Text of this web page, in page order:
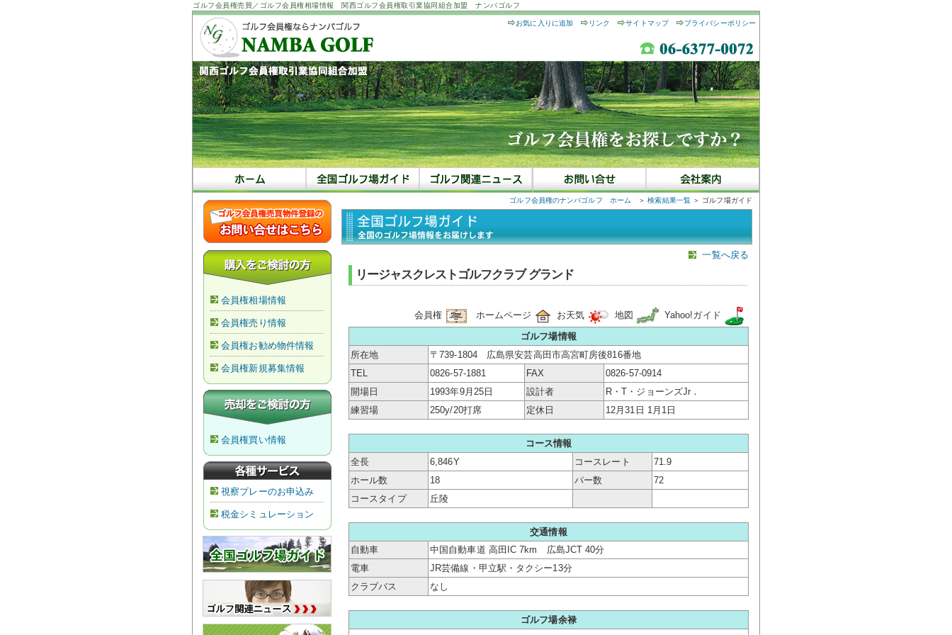
ゴルフ会員権売買／ゴルフ会員権相場情報 関西ゴルフ会員権取引業協同組合加盟 ナンバゴルフ
お気に入りに追加 リンク サイトマップ プライバシーポリシー
会員権相場情報
会員権売り情報
会員権お勧め物件情報
会員権新規募集情報
会員権買い情報
視察プレーのお申込み
税金シミュレーション
ゴルフ会員権のナンバゴルフ ホーム ＞検索結果一覧＞ ゴルフ場ガイド
一覧へ戻る
リージャスクレストゴルフクラブ グランド
会員権 ホームページ お天気 地図
Yahoo!ガイド
ゴルフ場情報
所在地
〒739-1804 広島県安芸高田市高宮町房後816番地
TEL
0826-57-1881 FAX
0826-57-0914
開場日
1993年9月25日 設計者
R・T・ジョーンズJr．
練習場
250y/20打席 定休日 12月31日 1月1日
コース情報
全長
6,846Y コースレート
71.9
ホール数
18 パー数
72
コースタイプ
丘陵
交通情報
自動車
中国自動車道 高田IC 7km 広島JCT 40分
電車
JR芸備線・甲立駅・タクシー13分
クラブバス
なし
ゴルフ場余禄